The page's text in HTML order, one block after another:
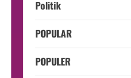
Politik
POPULAR
POPULER